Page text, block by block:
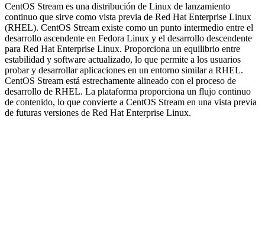
CentOS Stream es una distribución de Linux de lanzamiento
continuo que sirve como vista previa de Red Hat Enterprise Linux
(RHEL). CentOS Stream existe como un punto intermedio entre el
desarrollo ascendente en Fedora Linux y el desarrollo descendente
para Red Hat Enterprise Linux. Proporciona un equilibrio entre
estabilidad y software actualizado, lo que permite a los usuarios
probar y desarrollar aplicaciones en un entorno similar a RHEL.
CentOS Stream está estrechamente alineado con el proceso de
desarrollo de RHEL. La plataforma proporciona un flujo continuo
de contenido, lo que convierte a CentOS Stream en una vista previa
de futuras versiones de Red Hat Enterprise Linux.